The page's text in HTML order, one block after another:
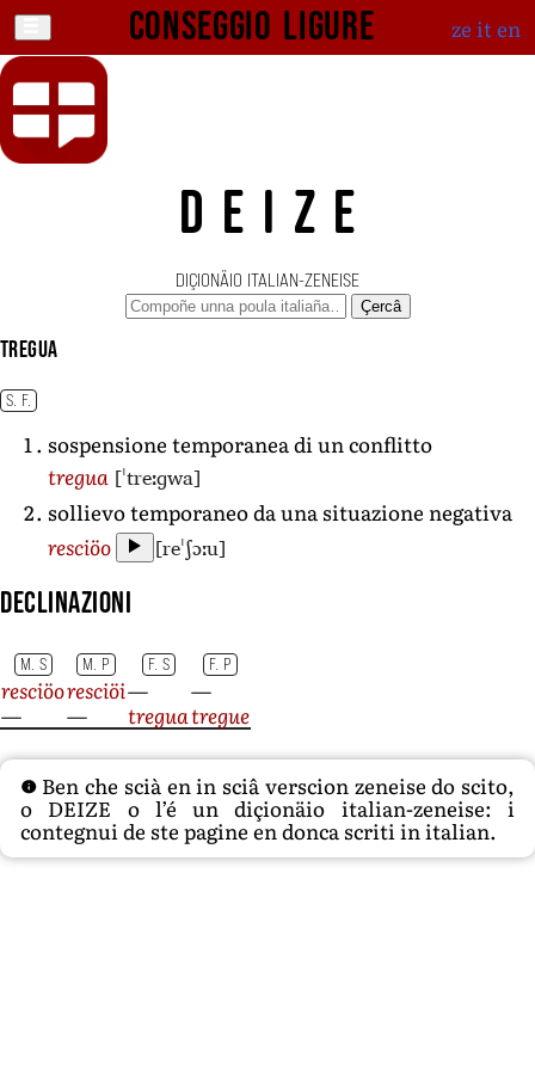
Conseggio ligure ze iten
DEIZE
DIÇIONÄIO ITALIAN-ZENEISE
Çercâ
tregua
S. F.
sospensione temporanea di un conflitto
tregua [ˈtreːɡwa]
sollievo temporaneo da una situazione negativa
resciöo
[reˈʃɔːu]
Declinazioni
M. S M. P F. S F. P
resciöoresciöi—
—
—
— treguatregue
Ben che scià en in sciâ verscion zeneise do scito,
o DEIZE o l’é un diçionäio italian-zeneise: i
contegnui de ste pagine en donca scriti in italian.